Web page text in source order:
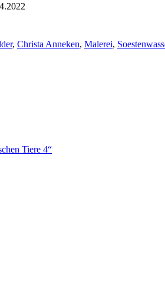
, Christa Anneken, Malerei,
Tiere 4“